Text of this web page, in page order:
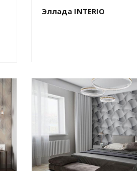
Эллада INTERIO